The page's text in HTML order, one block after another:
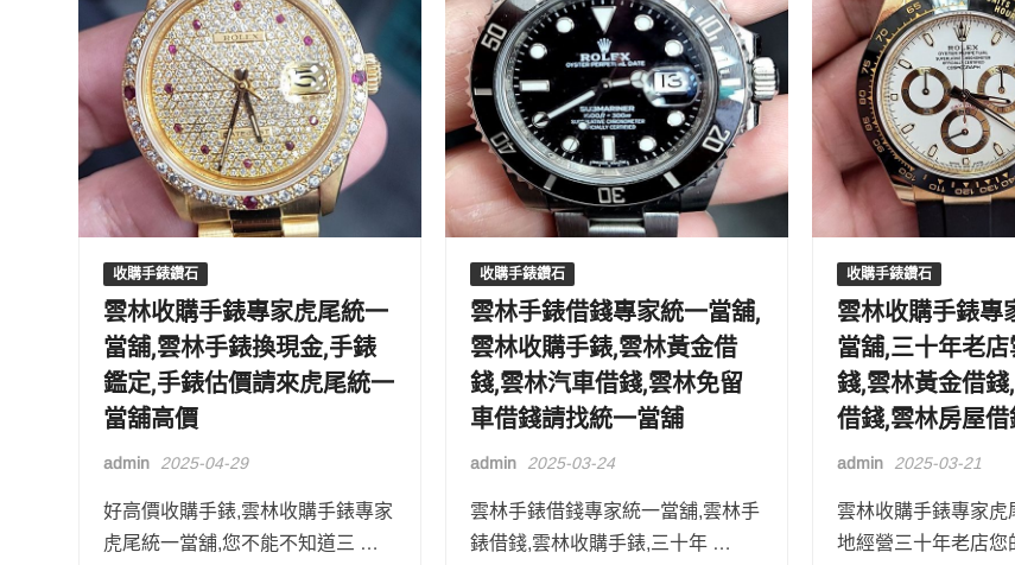
收購手錶鑽石
雲林收購手錶專家虎尾統一
當舖,雲林手錶換現金,手錶
鑑定,手錶估價請來虎尾統一
當舖高價
admin 2025-04-29
好高價收購手錶,雲林收購手錶專家
虎尾統一當舖,您不能不知道三 …
收購手錶鑽石
雲林手錶借錢專家統一當舖,
雲林收購手錶,雲林黃金借
錢,雲林汽車借錢,雲林免留
車借錢請找統一當舖
admin 2025-03-24
雲林手錶借錢專家統一當舖,雲林手
錶借錢,雲林收購手錶,三十年 …
收購手錶鑽石
雲林收購手錶專
當舖,三十年老
錢,雲林黃金借
借錢,雲林房屋
admin 2025-03-21
雲林收購手錶專家虎
地經營三十年老店